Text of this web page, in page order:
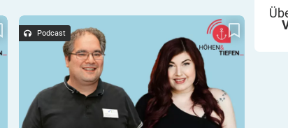
Diabetes-Anker-Podcast – „Höhen & Tiefen“:
Welche Technologie hilft bei welchem Diabetes-
Podcast